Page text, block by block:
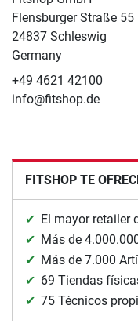
Flensburger Straße 55
24837 Schleswig
Germany
+49 4621 42100
info@fitshop.de
FITSHOP TE
El mayor retailer
Más de
Más de 7.000
69 Tiendas
75 Técnicos